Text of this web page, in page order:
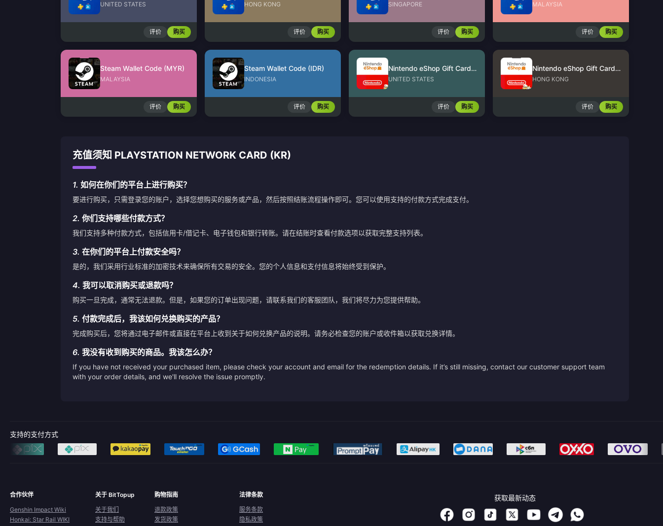
UNITED STATES
评价 购买
HONG KONG
评价 购买
SINGAPORE
评价 购买
MALAYSIA
评价 购买
Steam Wallet Code (MYR)
MALAYSIA
评价 购买
Steam Wallet Code (IDR)
INDONESIA
评价 购买
Nintendo eShop Gift Card (US)
UNITED STATES
评价 购买
Nintendo eShop Gift Card (HK)
HONG KONG
评价 购买
充值须知 PLAYSTATION NETWORK CARD (KR)
1. 如何在你们的平台上进行购买？
要进行购买，只需登录您的账户，选择您想购买的服务或产品，然后按照结账流程操作即可。您可以使用支持的付款方式完成支付。
2. 你们支持哪些付款方式？
我们支持多种付款方式，包括信用卡/借记卡、电子钱包和银行转账。请在结账时查看付款选项以获取完整支持列表。
3. 在你们的平台上付款安全吗？
是的，我们采用行业标准的加密技术来确保所有交易的安全。您的个人信息和支付信息将始终受到保护。
4. 我可以取消购买或退款吗？
购买一旦完成，通常无法退款。但是，如果您的订单出现问题，请联系我们的客服团队，我们将尽力为您提供帮助。
5. 付款完成后，我该如何兑换购买的产品？
完成购买后，您将通过电子邮件或直接在平台上收到关于如何兑换产品的说明。请务必检查您的账户或收件箱以获取兑换详情。
6. 我没有收到购买的商品。我该怎么办？
If you have not received your purchased item, please check your account and email for the redemption details. If it’s still missing, contact our customer support team
with your order details, and we'll resolve the issue promptly.
支持的支付方式
合作伙伴
Genshin Impact Wiki
Honkai: Star Rail WIKI
关于 BitTopup
关于我们
支持与帮助
购物指南
退款政策
发货政策
法律条款
服务条款
隐私政策
获取最新动态